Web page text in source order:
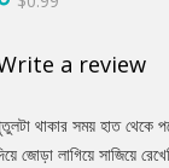
a review
থাকার সময় হাত থেকে
জোড়া লাগিয়ে সাজিয়ে